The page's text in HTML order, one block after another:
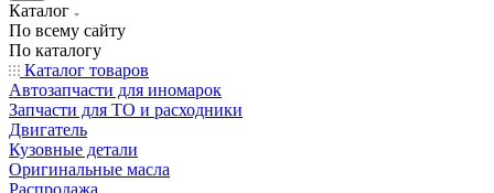
Каталог
По всему сайту
По каталогу
Каталог товаров
Автозапчасти для иномарок
Запчасти для ТО и расходники
Двигатель
Кузовные детали
Оригинальные масла
Распродажа